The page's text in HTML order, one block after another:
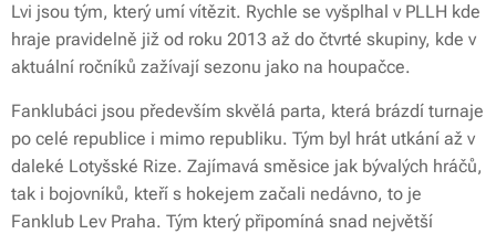
Lvi jsou tým, který umí vítězit. Rychle se vyšplhal v PLLH kde
hraje pravidelně již od roku 2013 až do čtvrté skupiny, kde v
aktuální ročníků zažívají sezonu jako na houpačce.
Fanklubáci jsou především skvělá parta, která brázdí turnaje
po celé republice i mimo republiku. Tým byl hrát utkání až v
daleké Lotyšské Rize. Zajímavá směsice jak bývalých hráčů,
tak i bojovníků, kteří s hokejem začali nedávno, to je
Fanklub Lev Praha. Tým který připomíná snad největší